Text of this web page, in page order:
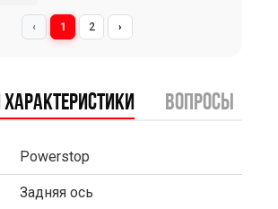
‹ 1 2 ›
вопросы
Powerstop
Задняя ось